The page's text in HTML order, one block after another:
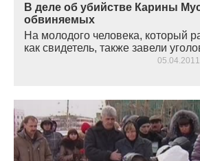
В деле об убийстве Карины
обвиняемых
На молодого человека, который
как свидетель, также завели